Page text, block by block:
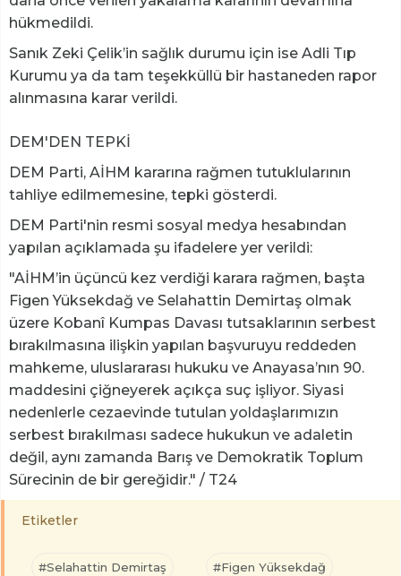
hükmedildi.
Sanık Zeki Çelik’in sağlık durumu için ise Adli Tıp
Kurumu ya da tam teşekküllü bir hastaneden rapor
alınmasına karar verildi.
DEM'DEN TEPKİ
DEM Parti, AİHM kararına rağmen tutuklularının
tahliye edilmemesine, tepki gösterdi.
DEM Parti'nin resmi sosyal medya hesabından
yapılan açıklamada şu ifadelere yer verildi:
"AİHM’in üçüncü kez verdiği karara rağmen, başta
Figen Yüksekdağ ve Selahattin Demirtaş olmak
üzere Kobanî Kumpas Davası tutsaklarının serbest
bırakılmasına ilişkin yapılan başvuruyu reddeden
mahkeme, uluslararası hukuku ve Anayasa’nın 90.
maddesini çiğneyerek açıkça suç işliyor. Siyasi
nedenlerle cezaevinde tutulan yoldaşlarımızın
serbest bırakılması sadece hukukun ve adaletin
değil, aynı zamanda Barış ve Demokratik Toplum
Sürecinin de bir gereğidir." / T24
Etiketler
#Selahattin Demirtaş #Figen Yüksekdağ